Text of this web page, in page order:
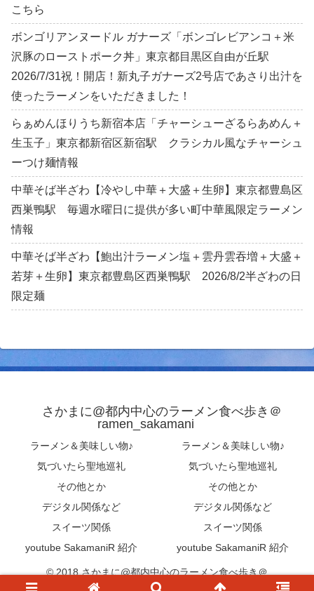
こちら
ボンゴリアンヌードル ガナーズ「ボンゴレビアンコ＋米
沢豚のローストポーク丼」東京都目黒区自由が丘駅
2026/7/31祝！開店！新丸子ガナーズ2号店であさり出汁を
使ったラーメンをいただきました！
らぁめんほりうち新宿本店「チャーシューざるらあめん＋
生玉子」東京都新宿区新宿駅 クラシカル風なチャーシュ
ーつけ麺情報
中華そば半ざわ【冷やし中華＋大盛＋生卵】東京都豊島区
西巣鴨駅 毎週水曜日に提供が多い町中華風限定ラーメン
情報
中華そば半ざわ【鮑出汁ラーメン塩＋雲丹雲吞増＋大盛＋
若芽＋生卵】東京都豊島区西巣鴨駅 2026/8/2半ざわの日
限定麺
さかまに@都内中心のラーメン食べ歩き＠
ramen_sakamani
ラーメン＆美味しい物♪
ラーメン＆美味しい物♪
気づいたら聖地巡礼
気づいたら聖地巡礼
その他とか
その他とか
デジタル関係など
デジタル関係など
スイーツ関係
スイーツ関係
youtube SakamaniR 紹介
youtube SakamaniR 紹介
© 2018 さかまに@都内中心のラーメン食べ歩き＠